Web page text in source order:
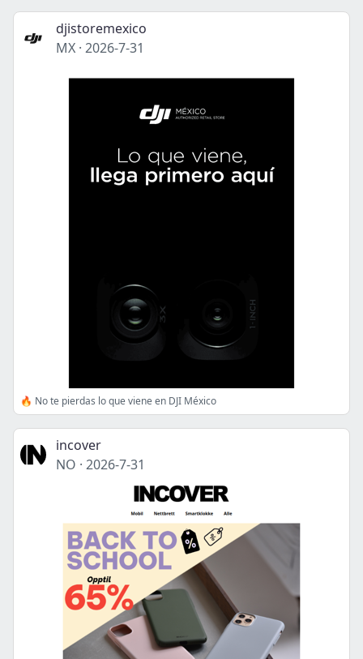
djistoremexico
MX · 2026-7-31
🔥 No te pierdas lo que viene en DJI México
incover
NO · 2026-7-31